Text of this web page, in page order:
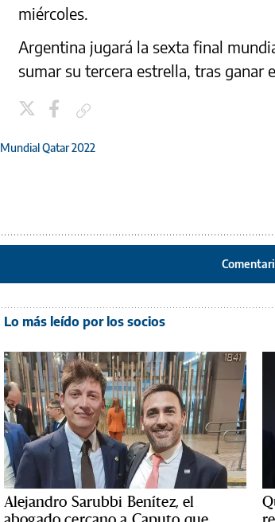
miércoles.
Argentina jugará la sexta final
sumar su tercera estrella, tras ganar
Mundial Qatar 2022
Lo más leído por los socios
Alejandro Sarubbi Benítez, el